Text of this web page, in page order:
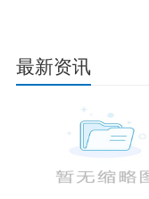
最新资讯